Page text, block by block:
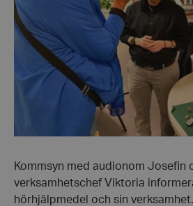
Kommsyn med audionom Josefin
verksamhetschef Viktoria
hörhjälpmedel och sin verksamhet.